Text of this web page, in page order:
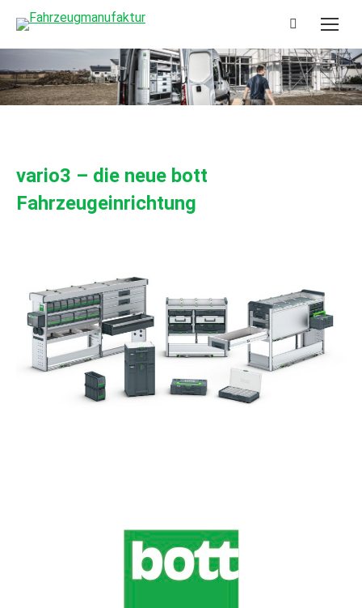
Search:
vario3 – die neue bott
Fahrzeugeinrichtung